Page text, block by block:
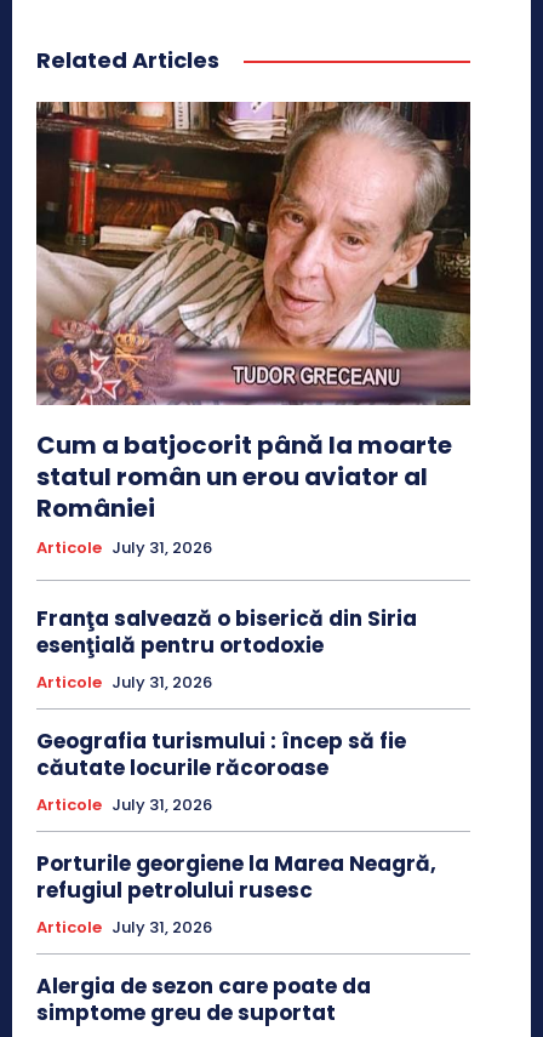
Related Articles
Cum a batjocorit până la moarte
statul român un erou aviator al
României
Articole July 31, 2026
Franţa salvează o biserică din Siria
esenţială pentru ortodoxie
Articole July 31, 2026
Geografia turismului : încep să fie
căutate locurile răcoroase
Articole July 31, 2026
Porturile georgiene la Marea Neagră,
refugiul petrolului rusesc
Articole July 31, 2026
Alergia de sezon care poate da
simptome greu de suportat